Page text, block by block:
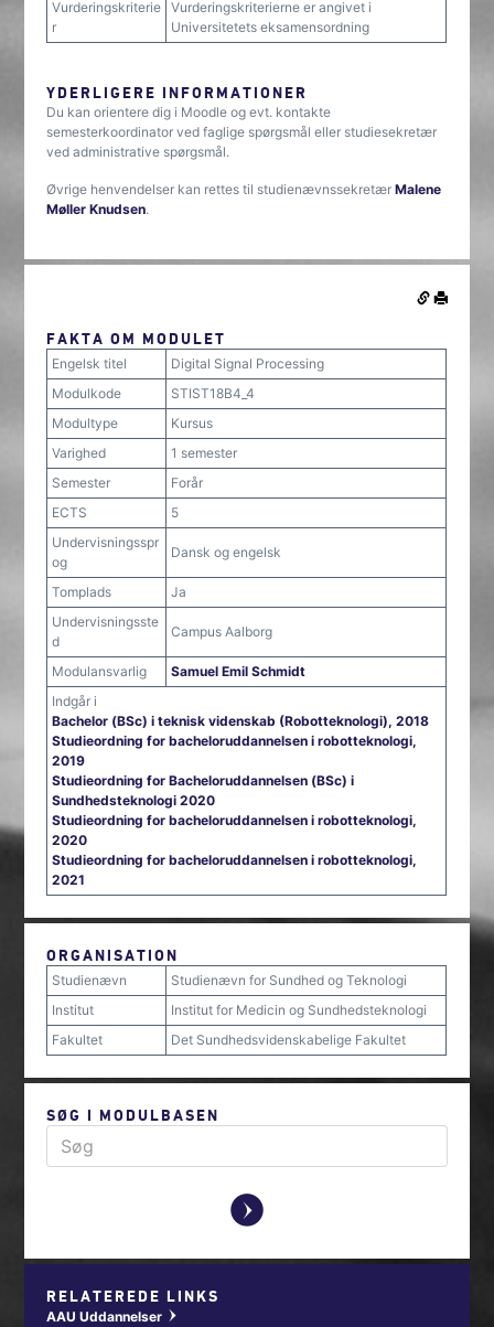
Vurderingskriterie
r
Vurderingskriterierne er angivet i
Universitetets eksamensordning
YDERLIGERE INFORMATIONER
Du kan orientere dig i Moodle og evt. kontakte
semesterkoordinator ved faglige spørgsmål eller studiesekretær
ved administrative spørgsmål.
Øvrige henvendelser kan rettes til studienævnssekretærMalene
Møller Knudsen.
FAKTA OM MODULET
Engelsk titel
Digital Signal Processing
Modulkode
STIST18B4_4
Modultype
Kursus
Varighed
1 semester
Semester
Forår
ECTS
5
Undervisningsspr
og
Dansk og engelsk
Tomplads
Ja
Undervisningsste
d
Campus Aalborg
Modulansvarlig
Samuel Emil Schmidt
Indgår i
Bachelor (BSc) i teknisk videnskab (Robotteknologi), 2018
Studieordning for bacheloruddannelsen i robotteknologi,
2019
Studieordning for Bacheloruddannelsen (BSc) i
Sundhedsteknologi 2020
Studieordning for bacheloruddannelsen i robotteknologi,
2020
Studieordning for bacheloruddannelsen i robotteknologi,
2021
ORGANISATION
Studienævn
Studienævn for Sundhed og Teknologi
Institut
Institut for Medicin og Sundhedsteknologi
Fakultet
Det Sundhedsvidenskabelige Fakultet
SØG I MODULBASEN
y
RELATEREDE LINKS
AAU Uddannelser w